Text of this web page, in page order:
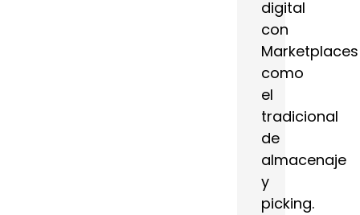
digital
con
Marketplaces
como
el
tradicional
de
almacenaje
y
picking.